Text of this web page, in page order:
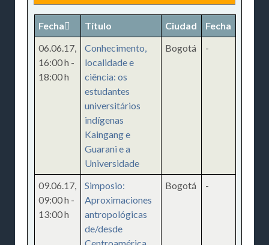
Fecha Título Ciudad
Fecha
06.06.17,
16:00 h -
18:00 h
Conhecimento,
localidade e
ciência: os
estudantes
universitários
indígenas
Kaingang e
Guarani e a
Universidade
Bogotá -
09.06.17,
09:00 h -
13:00 h
Simposio:
Aproximaciones
antropológicas
de/desde
Bogotá -